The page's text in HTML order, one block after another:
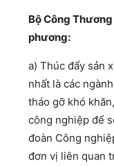
Bộ Công
phương:
a) Thúc đẩy sản
nhất là các
tháo gỡ khó
công nghiệp để
đoàn Công
đơn vị liên quan